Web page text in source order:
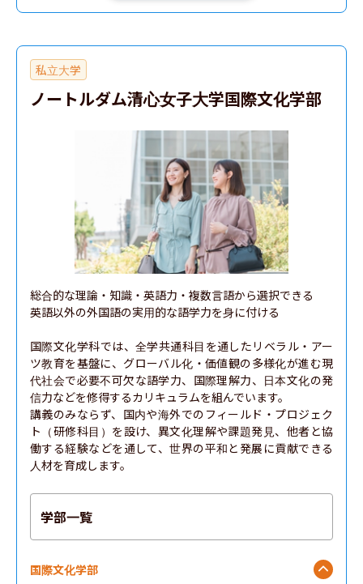
私立大学
ノートルダム清心女子大学国際文化学部
総合的な理論・知識・英語力・複数言語から選択できる
英語以外の外国語の実用的な語学力を身に付ける
国際文化学科では、全学共通科目を通したリベラル・アー
ツ教育を基盤に、グローバル化・価値観の多様化が進む現
代社会で必要不可欠な語学力、国際理解力、日本文化の発
信力などを修得するカリキュラムを組んでいます。
講義のみならず、国内や海外でのフィールド・プロジェク
ト（研修科目）を設け、異文化理解や課題発見、他者と協
働する経験などを通して、世界の平和と発展に貢献できる
人材を育成します。
学部一覧
国際文化学部